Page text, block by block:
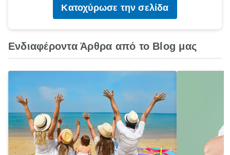
Κατοχύρωσε την σελίδα
Ενδιαφέροντα Άρθρα από το Blog μας